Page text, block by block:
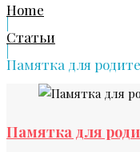
Home
Статьи
Памятка для
Памятка для